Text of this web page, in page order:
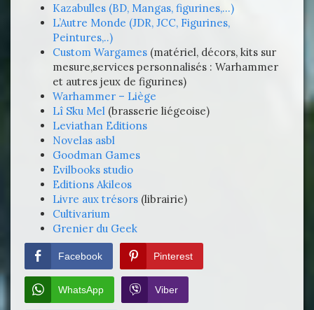
Kazabulles (BD, Mangas, figurines,…)
L’Autre Monde (JDR, JCC, Figurines,
Peintures,..)
Custom Wargames (matériel, décors, kits sur
mesure,services personnalisés : Warhammer
et autres jeux de figurines)
Warhammer – Liège
Lî Sku Mel (brasserie liégeoise)
Leviathan Editions
Novelas asbl
Goodman Games
Evilbooks studio
Editions Akileos
Livre aux trésors (librairie)
Cultivarium
Grenier du Geek
Facebook Pinterest
WhatsApp Viber